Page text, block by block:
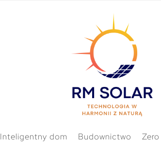
Inteligentny dom Budownictwo